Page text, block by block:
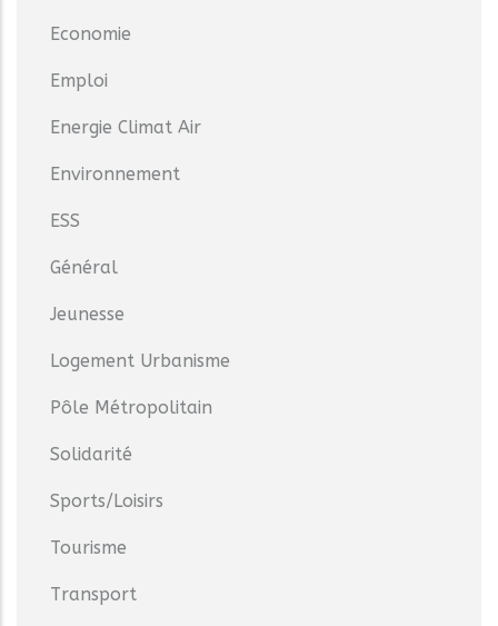
Economie
Emploi
Energie Climat Air
Environnement
ESS
Général
Jeunesse
Logement Urbanisme
Pôle Métropolitain
Solidarité
Sports/Loisirs
Tourisme
Transport